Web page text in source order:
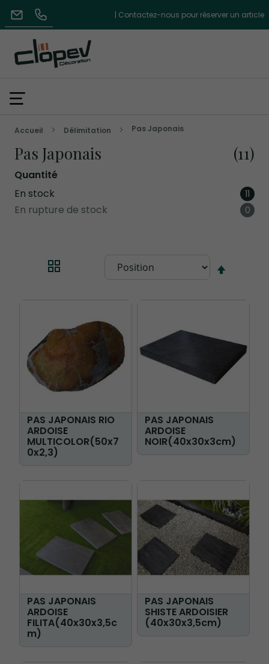
| Contactez-nous pour réserver un article
Accueil Délimitation Pas Japonais
Pas Japonais 11
PAS JAPONAIS RIO
ARDOISE
MULTICOLOR(50x7
0x2,3)
PAS JAPONAIS
ARDOISE
NOIR(40x30x3cm)
PAS JAPONAIS
ARDOISE
FILITA(40x30x3,5c
m)
PAS JAPONAIS
SHISTE ARDOISIER
(40x30x3,5cm)
Quantité
En stock
11
En rupture de stock 0